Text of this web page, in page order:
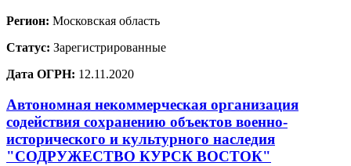
Регион: Московская область
Статус: Зарегистрированные
Дата ОГРН: 12.11.2020
Автономная некоммерческая организация
содействия сохранению объектов военно-
исторического и культурного наследия
"СОДРУЖЕСТВО КУРСК ВОСТОК"